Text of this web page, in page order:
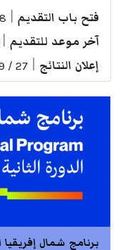
فتح باب التقديم
آخر موعد للتقديم
إعلان النتائج 27 / 9 / 2024
برنامج شمال إفريقيا